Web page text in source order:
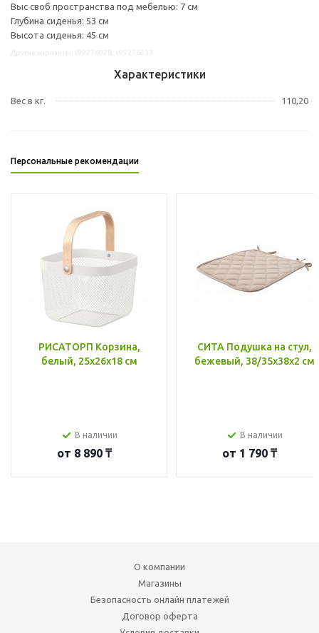
Выс своб пространства под мебелью: 7 см
Глубина сиденья: 53 см
Высота сиденья: 45 см
Характеристики
Вес в кг. 110,20
Персональные рекомендации
РИСАТОРП Корзина,
белый, 25x26x18 см
В наличии
от 8 890 ₸
СИТА Подушка на стул,
бежевый, 38/35x38x2 см
В наличии
от 1 790 ₸
О компании
Магазины
Безопасность онлайн платежей
Договор оферта